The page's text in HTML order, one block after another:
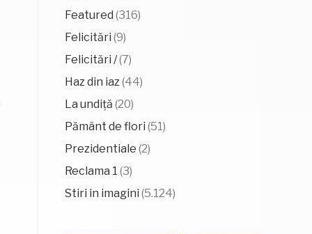
Featured (316)
Felicitări (9)
Felicitări /(7)
Haz din iaz(44)
La undiță (20)
Pământ de flori (51)
Prezidentiale (2)
Reclama 1 (3)
Stiri in imagini (5.124)